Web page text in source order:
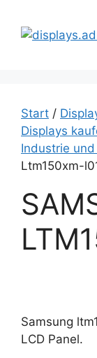
Inhalt
springen
Start /
Displays
Industrie
Ltm150xm-
Samsung
LCD Panel.